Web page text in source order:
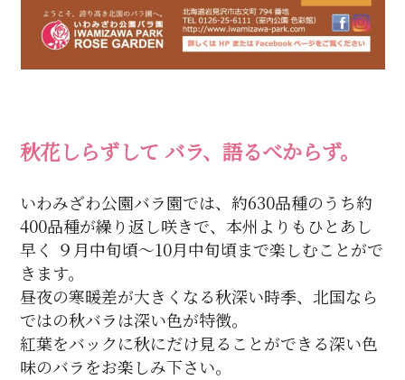
秋花しらずして バラ、語るべからず。
いわみざわ公園バラ園では、約630品種のうち約
400品種が繰り返し咲きで、本州よりもひとあし
早く ９月中旬頃～10月中旬頃まで楽しむことがで
きます。
昼夜の寒暖差が大きくなる秋深い時季、北国なら
ではの秋バラは深い色が特徴。
紅葉をバックに秋にだけ見ることができる深い色
味のバラをお楽しみ下さい。